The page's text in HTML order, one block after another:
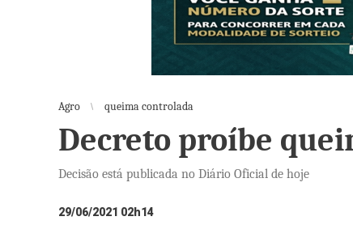
Agro queima controlada
Decreto proíbe
Decisão está publicada no Diário Oficial de hoje
29/06/2021 02h14